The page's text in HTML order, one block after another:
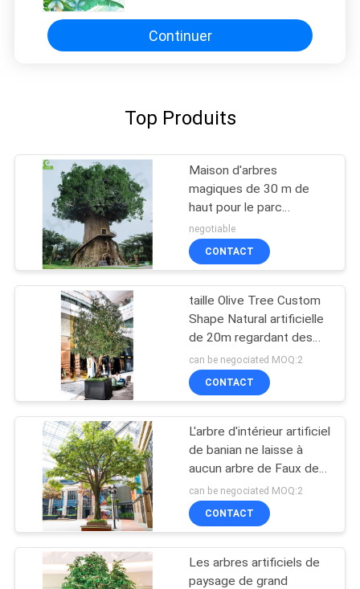
Continuer
Top Produits
Maison d'arbres
magiques de 30 m de
haut pour le parc
d'attractions Maison
artificielle Arbres de la
vie Des conceptions
negotiable
CONTACT
taille Olive Tree Custom
Shape Natural artificielle
de 20m regardant des
feuilles de Frabric
can be negociated MOQ:2
CONTACT
L'arbre d'intérieur artificiel
de banian ne laisse à
aucun arbre de Faux de
l'eau aucun parasite des
usines
can be negociated MOQ:2
CONTACT
Les arbres artificiels de
paysage de grand